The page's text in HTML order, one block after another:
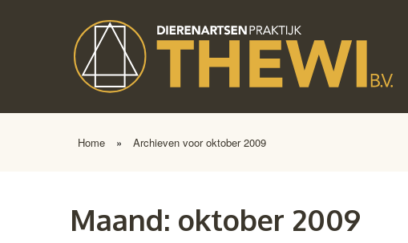
Home » Archieven voor oktober 2009
Maand: oktober 2009